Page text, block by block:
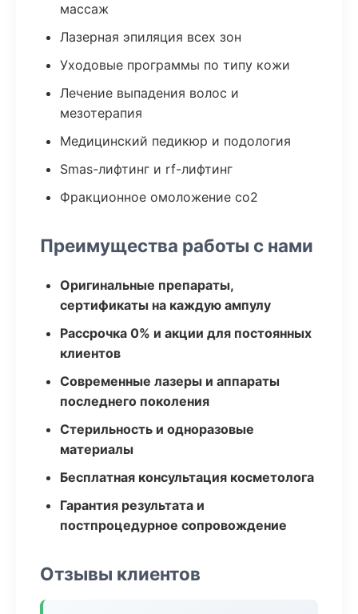
массаж
Лазерная эпиляция всех зон
Уходовые программы по типу кожи
Лечение выпадения волос и
мезотерапия
Медицинский педикюр и подология
Smas-лифтинг и rf-лифтинг
Фракционное омоложение co2
Преимущества работы с нами
Оригинальные препараты,
сертификаты на каждую ампулу
Рассрочка 0% и акции для постоянных
клиентов
Современные лазеры и аппараты
последнего поколения
Стерильность и одноразовые
материалы
Бесплатная консультация косметолога
Гарантия результата и
постпроцедурное сопровождение
Отзывы клиентов